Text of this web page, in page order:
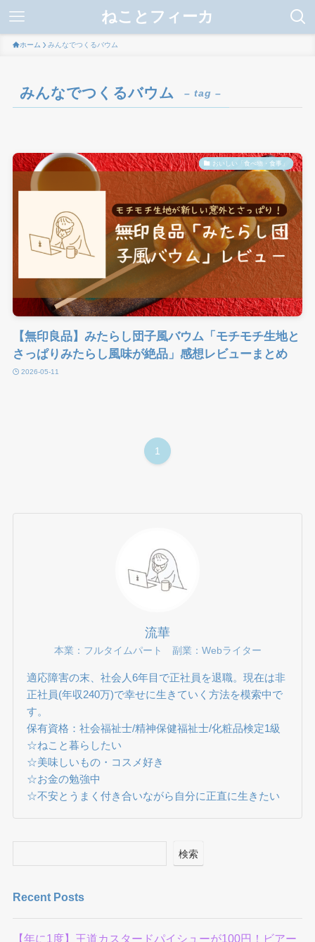
ねことフィーカ
ホーム みんなでつくるバウム
みんなでつくるバウム – tag –
おいしい「食べ物・食事」
【無印良品】みたらし団子風バウム「モチモチ生地と
さっぱりみたらし風味が絶品」感想レビューまとめ
2026-05-11
1
流華
本業：フルタイムパート 副業：Webライター
適応障害の末、社会人6年目で正社員を退職。現在は非
正社員(年収240万)で幸せに生きていく方法を模索中で
す。
保有資格：社会福祉士/精神保健福祉士/化粧品検定1級
☆ねこと暮らしたい
☆美味しいもの・コスメ好き
☆お金の勉強中
☆不安とうまく付き合いながら自分に正直に生きたい
検索
Recent Posts
【年に1度】王道カスタードパイシューが100円！ビアー